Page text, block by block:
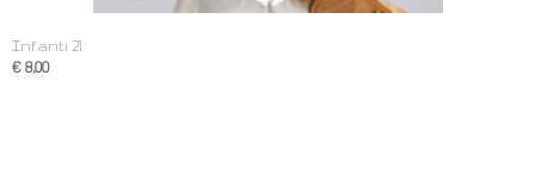
Infanti 21
€ 8,00